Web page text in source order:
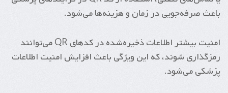
باعث صرفه‌جویی در زمان و هزینه‌ها می‌شود.
امنیت بیشتر اطلاعات ذخیره‌شده در کدهای QR می‌توانند
رمزگذاری شوند، که این ویژگی باعث افزایش امنیت اطلاعات
پزشکی می‌شود.